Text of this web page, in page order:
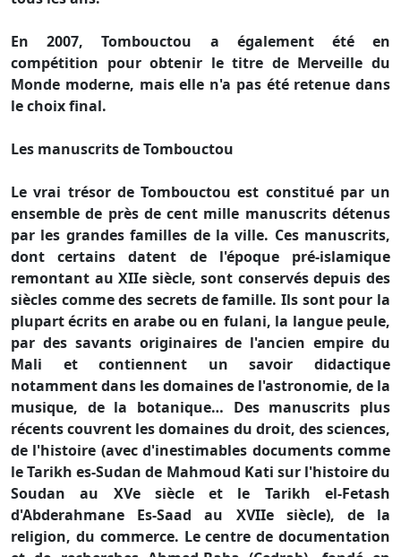
En 2007, Tombouctou a également été en
compétition pour obtenir le titre de Merveille du
Monde moderne, mais elle n'a pas été retenue dans
le choix final.
Les manuscrits de Tombouctou
Le vrai trésor de Tombouctou est constitué par un
ensemble de près de cent mille manuscrits détenus
par les grandes familles de la ville. Ces manuscrits,
dont certains datent de l'époque pré-islamique
remontant au XIIe siècle, sont conservés depuis des
siècles comme des secrets de famille. Ils sont pour la
plupart écrits en arabe ou en fulani, la langue peule,
par des savants originaires de l'ancien empire du
Mali et contiennent un savoir didactique
notamment dans les domaines de l'astronomie, de la
musique, de la botanique… Des manuscrits plus
récents couvrent les domaines du droit, des sciences,
de l'histoire (avec d'inestimables documents comme
le Tarikh es-Sudan de Mahmoud Kati sur l'histoire du
Soudan au XVe siècle et le Tarikh el-Fetash
d'Abderahmane Es-Saad au XVIIe siècle), de la
religion, du commerce. Le centre de documentation